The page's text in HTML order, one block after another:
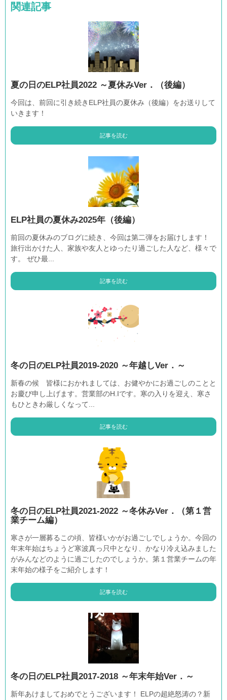
関連記事
夏の日のELP社員2022 ～夏休みVer．（後編）
今回は、前回に引き続きELP社員の夏休み（後編）をお送りして
いきます！
記事を読む
ELP社員の夏休み2025年（後編）
前回の夏休みのブログに続き、今回は第二弾をお届けします！
旅行出かけた人、家族や友人とゆったり過ごした人など、様々で
す。 ぜひ最...
記事を読む
冬の日のELP社員2019-2020 ～年越しVer．～
新春の候 皆様におかれましては、お健やかにお過ごしのことと
お慶び申し上げます。営業部のH.Iです。寒の入りを迎え、寒さ
もひときわ厳しくなって...
記事を読む
冬の日のELP社員2021-2022 ～冬休みVer．（第１営
業チーム編）
寒さが一層募るこの頃、皆様いかがお過ごしでしょうか。今回の
年末年始はちょうど寒波真っ只中となり、かなり冷え込みました
がみんなどのように過ごしたのでしょうか。第１営業チームの年
末年始の様子をご紹介します！
記事を読む
冬の日のELP社員2017-2018 ～年末年始Ver．～
新年あけましておめでとうございます！ ELPの超絶怒涛の？新